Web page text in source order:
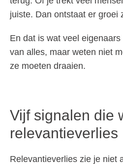
juiste. Dan ontstaat er groei
En dat is wat veel
van alles, maar weten niet
ze moeten draaien.
Vijf signalen die
relevantieverlies
Relevantieverlies zie je niet